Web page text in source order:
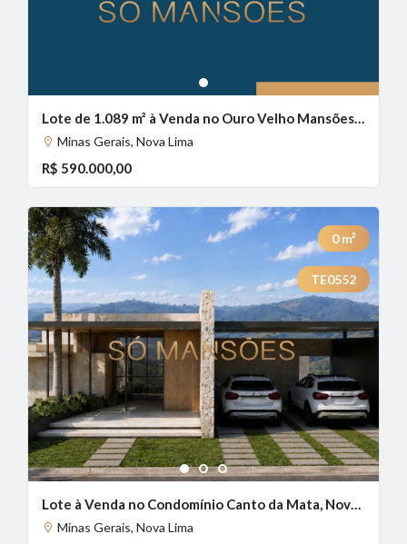
1
Lote de 1.089 m² à Venda no Ouro Velho Mansões, Nova Lima - MG
Minas Gerais, Nova Lima
R$ 590.000,00
1 2 3
0m²
TE0552
Lote à Venda no Condomínio Canto da Mata, Nova Lima — 1.057m² com Platô e Localização Privilegiada
Minas Gerais, Nova Lima